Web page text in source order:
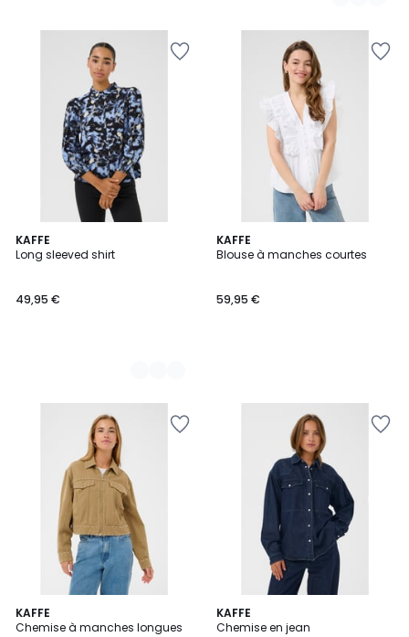
KAFFE
Long sleeved shirt
49,95 €
2
Couleurs
KAFFE
Blouse à manches courtes
59,95 €
KAFFE
Chemise à manches longues
KAFFE
Chemise en jean